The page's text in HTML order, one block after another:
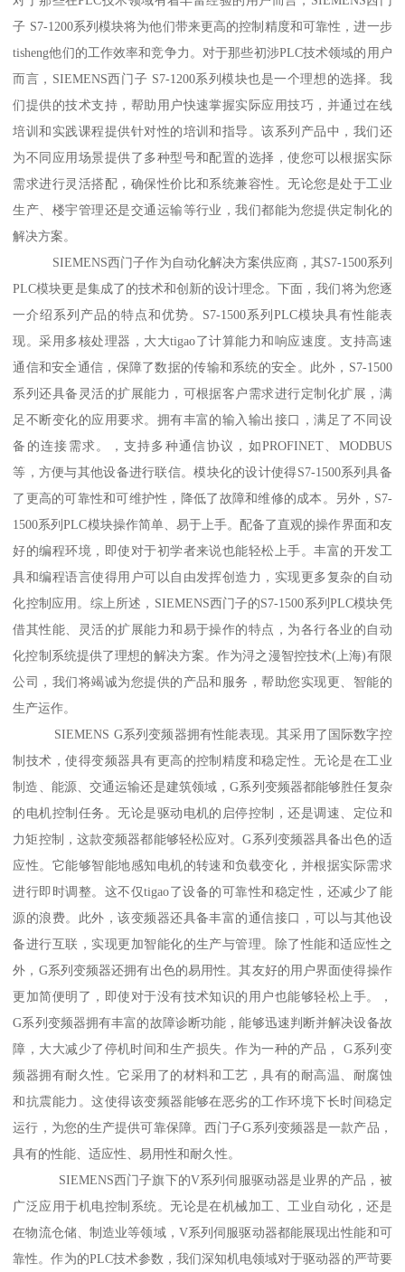
子 S7-1200系列模块将为他们带来更高的控制精度和可靠性，进一步
tisheng他们的工作效率和竞争力。对于那些初涉PLC技术领域的用户
而言，SIEMENS西门子 S7-1200系列模块也是一个理想的选择。我
们提供的技术支持，帮助用户快速掌握实际应用技巧，并通过在线
培训和实践课程提供针对性的培训和指导。该系列产品中，我们还
为不同应用场景提供了多种型号和配置的选择，使您可以根据实际
需求进行灵活搭配，确保性价比和系统兼容性。无论您是处于工业
生产、楼宇管理还是交通运输等行业，我们都能为您提供定制化的
解决方案。
SIEMENS西门子作为自动化解决方案供应商，其S7-1500系列
PLC模块更是集成了的技术和创新的设计理念。下面，我们将为您逐
一介绍系列产品的特点和优势。S7-1500系列PLC模块具有性能表
现。采用多核处理器，大大tigao了计算能力和响应速度。支持高速
通信和安全通信，保障了数据的传输和系统的安全。此外，S7-1500
系列还具备灵活的扩展能力，可根据客户需求进行定制化扩展，满
足不断变化的应用要求。拥有丰富的输入输出接口，满足了不同设
备的连接需求。，支持多种通信协议，如PROFINET、MODBUS
等，方便与其他设备进行联信。模块化的设计使得S7-1500系列具备
了更高的可靠性和可维护性，降低了故障和维修的成本。另外，S7-
1500系列PLC模块操作简单、易于上手。配备了直观的操作界面和友
好的编程环境，即使对于初学者来说也能轻松上手。丰富的开发工
具和编程语言使得用户可以自由发挥创造力，实现更多复杂的自动
化控制应用。综上所述，SIEMENS西门子的S7-1500系列PLC模块凭
借其性能、灵活的扩展能力和易于操作的特点，为各行各业的自动
化控制系统提供了理想的解决方案。作为浔之漫智控技术(上海)有限
公司，我们将竭诚为您提供的产品和服务，帮助您实现更、智能的
生产运作。
SIEMENS G系列变频器拥有性能表现。其采用了国际数字控
制技术，使得变频器具有更高的控制精度和稳定性。无论是在工业
制造、能源、交通运输还是建筑领域，G系列变频器都能够胜任复杂
的电机控制任务。无论是驱动电机的启停控制，还是调速、定位和
力矩控制，这款变频器都能够轻松应对。G系列变频器具备出色的适
应性。它能够智能地感知电机的转速和负载变化，并根据实际需求
进行即时调整。这不仅tigao了设备的可靠性和稳定性，还减少了能
源的浪费。此外，该变频器还具备丰富的通信接口，可以与其他设
备进行互联，实现更加智能化的生产与管理。除了性能和适应性之
外，G系列变频器还拥有出色的易用性。其友好的用户界面使得操作
更加简便明了，即使对于没有技术知识的用户也能够轻松上手。，
G系列变频器拥有丰富的故障诊断功能，能够迅速判断并解决设备故
障，大大减少了停机时间和生产损失。作为一种的产品， G系列变
频器拥有耐久性。它采用了的材料和工艺，具有的耐高温、耐腐蚀
和抗震能力。这使得该变频器能够在恶劣的工作环境下长时间稳定
运行，为您的生产提供可靠保障。西门子G系列变频器是一款产品，
具有的性能、适应性、易用性和耐久性。
SIEMENS西门子旗下的V系列伺服驱动器是业界的产品，被
广泛应用于机电控制系统。无论是在机械加工、工业自动化，还是
在物流仓储、制造业等领域，V系列伺服驱动器都能展现出性能和可
靠性。作为的PLC技术参数，我们深知机电领域对于驱动器的严苛要